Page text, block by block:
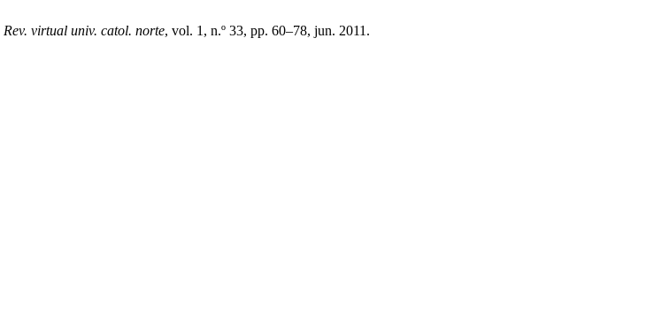
Rev. virtual univ. catol. norte, vol. 1, n.º 33, pp. 60–78, jun. 2011.